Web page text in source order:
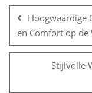
navigatie
Hoogwaardige
en Comfort op de
Stijlvolle